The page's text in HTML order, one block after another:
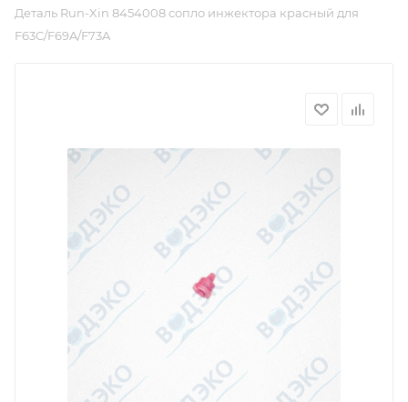
Деталь Run-Xin 8454008 сопло инжектора красный для
F63C/F69A/F73A